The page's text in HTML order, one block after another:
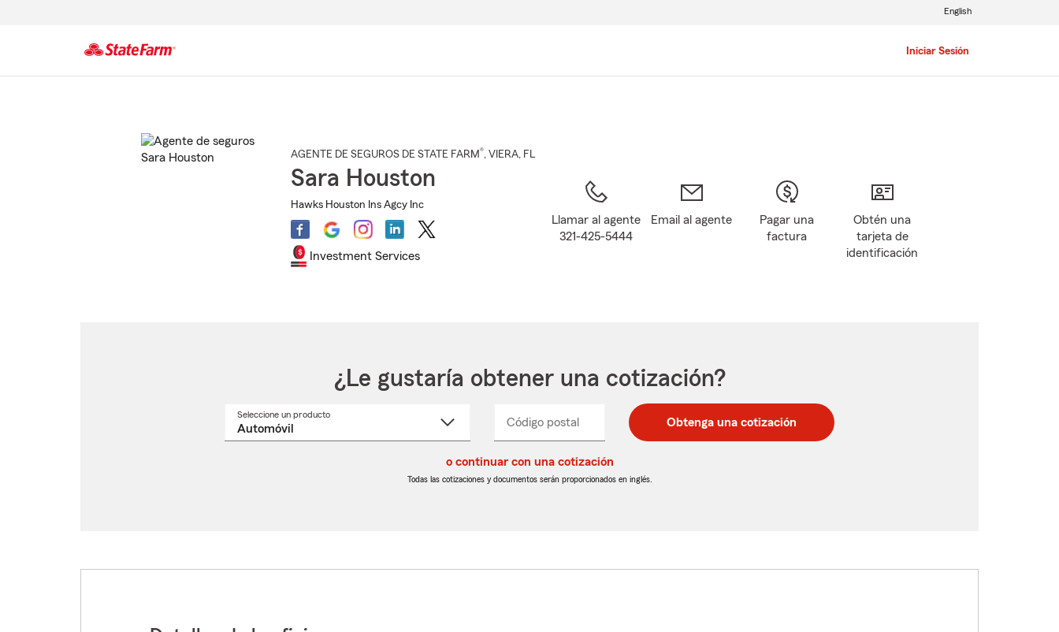
Iniciar Sesión
English
AGENTE DE SEGUROS DE STATE FARM®, VIERA, FL
Sara Houston
Hawks Houston Ins Agcy Inc
Investment Services
Llamar al agente
321-425-5444
Email al agente
Pagar una
factura
Obtén una
tarjeta de
identificación
¿Le gustaría obtener una cotización?
Seleccione un productoSeleccione
Código postal
postal
de
postal
de
_____ Obtenga una cotización
o continuar con una cotización
Todas las cotizaciones y documentos serán proporcionados en inglés.